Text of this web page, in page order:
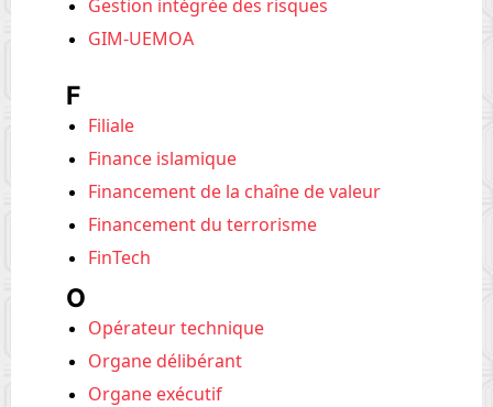
Gestion intégrée des risques
GIM-UEMOA
F
Filiale
Finance islamique
Financement de la chaîne de valeur
Financement du terrorisme
FinTech
O
Opérateur technique
Organe délibérant
Organe exécutif